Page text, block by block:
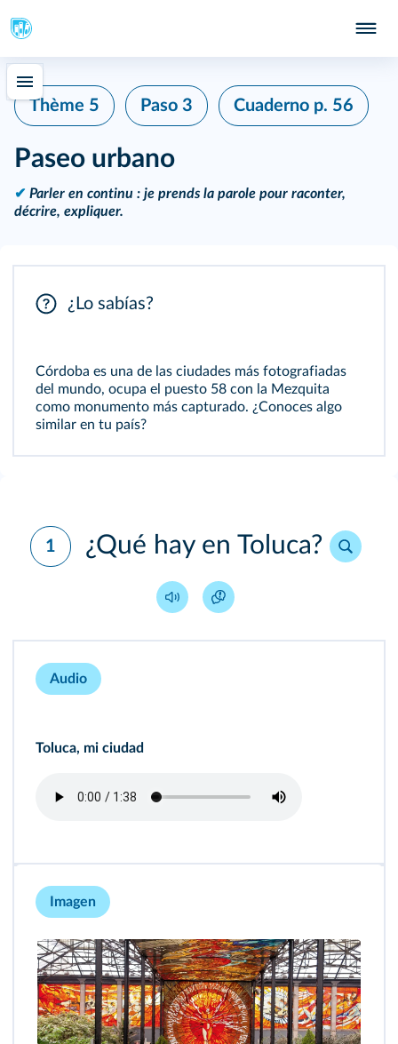
Thème 5 Paso 3 Cuaderno p. 56
Paseo urbano
✔ Parler en continu : je prends la parole pour raconter,
décrire, expliquer.
¿Lo sabías?
Córdoba es una de las ciudades más fotografiadas
del mundo, ocupa el puesto 58 con la Mezquita
como monumento más capturado. ¿Conoces algo
similar en tu país?
1 ¿Qué hay en Toluca?
Audio
Toluca, mi ciudad
Imagen